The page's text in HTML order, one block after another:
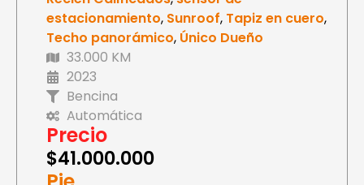
estacionamiento, Sunroof, Tapiz en cuero,
Techo panorámico, Único Dueño
33.000 KM
2023
Bencina
Automática
Precio
$41.000.000